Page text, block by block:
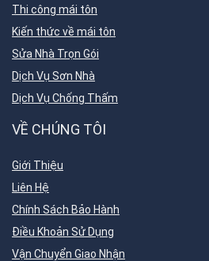
Thi công mái tôn
Kiến thức về mái tôn
Sửa Nhà Trọn Gói
Dịch Vụ Sơn Nhà
Dịch Vụ Chống Thấm
VỀ CHÚNG TÔI
Giới Thiệu
Liên Hệ
Chính Sách Bảo Hành
Điều Khoản Sử Dụng
Vận Chuyển Giao Nhận